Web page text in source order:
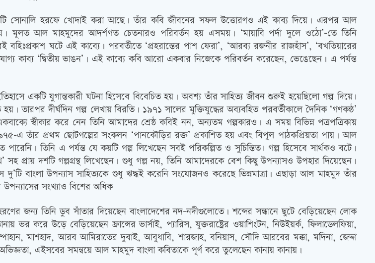
সোনালি হরফে খোদাই করা আছে। তাঁর কবি জীবনের সফল উত্তোরণও এই কাব্য দিয়ে। এরপর আল
মূলত আল মাহমুদের আদর্শগত চেতনারও পরিবর্তন হয় এসময়। ‘মায়াবি পর্দা দুলে ওঠো’-তে তিনি
ঘটে এই কাব্যে। পরবর্তীতে ‘প্রহরান্তের পাশ ফেরা’, ‘আরব্য রজনীর রাজহাঁস’, ‘বখতিয়ারের
কাব্য ‘দ্বিতীয় ভাঙন’। এই কাব্যে কবি আরো একবার নিজেকে পরিবর্তন করেছেন, ভেঙেছেন। এ পর্যন্ত
একটি যুগান্তকারী ঘটনা হিসেবে বিবেচিত হয়। অবশ্য তাঁর সাহিত্য জীবন শুরুই হয়েছিলো গল্প দিয়ে৷
তারপর দীর্ঘদিন গল্প লেখায় বিরতি। ১৯৭১ সালের মুক্তিযুদ্ধের অব্যবহিত পরবর্তীকালে দৈনিক ‘গণকন্ঠ’
স্বীকার করে নেন তিনি আমাদের শ্রেষ্ঠ কবিই নন, অন্যতম গল্পকারও। এ সময় বিভিন্ন পত্রপত্রিকায়
এ তাঁর প্রথম ছোটগল্পের সংকলন ‘পানকৌড়ির রক্ত’ প্রকাশিত হয় এবং বিপুল পাঠকপ্রিয়তা পায়। আল
পারেনি। তিনি এ পর্যন্ত যে কয়টি গল্প লিখেছেন সবই পরিকল্পিত ও সুচিন্তিত৷ গল্প হিসেবে সার্থকও বটে।
সহ প্রায় দশটি গল্পগ্রন্থ লিখেছেন। শুধু গল্প নয়, তিনি আমাদেরকে বেশ কিছু উপন্যাসও উপহার দিয়েছেন।
বাংলা উপন্যাস সাহিত্যকে শুধু ঋদ্ধই করেনি সংযোজনও করেছে ভিন্নমাত্রা। এছাড়া আল মাহমুদ তাঁর
সংখ্যাও বিশের অধিক
জন্য তিনি ডুব সাঁতার দিয়েছেন বাংলাদেশের নদ-নদীগুলোতে। শব্দের সন্ধানে ছুটে বেড়িয়েছেন লোক
করে উড়ে বেড়িয়েছেন ফ্রান্সের ভার্সাই, প্যারিস, যুক্তরাষ্ট্রের ওয়াশিংটন, নিউইয়র্ক, ফিলাডেলফিয়া,
মাশহাদ, আরব আমিরাতের দুবাই, আবুধাবি, শারজাহ, বনিয়াস, সৌদি আরবের মক্কা, মদিনা, জেদ্দা
এইসবের সমন্বয়ে আল মাহমুদ বাংলা কবিতাকে পূর্ণ করে তুলেছেন কানায় কানায়।